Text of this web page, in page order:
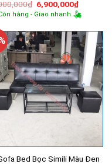
₫ Giá
gốc
là:
6,900,000₫Giá
hiện
tại
hàng - Giao nhanh
Bed Bọc Simili Màu Đen